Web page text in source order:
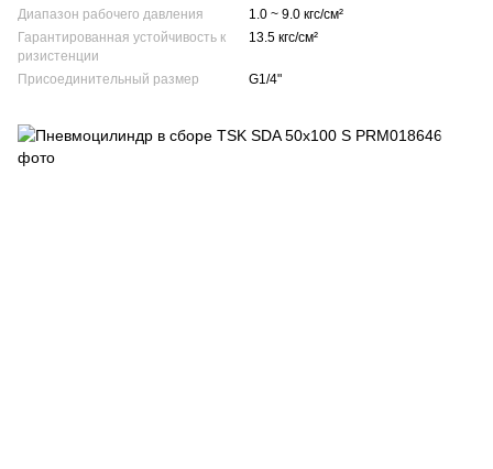
Диапазон рабочего давления
1.0 ~ 9.0 кгс/см²
Гарантированная устойчивость к
ризистенции
13.5 кгс/см²
Присоединительный размер G1/4"